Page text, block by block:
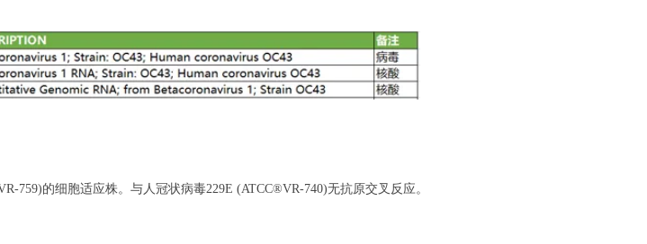
759)的细胞适应株。与人冠状病毒229E (ATCC®VR-740)无抗原交叉反应。